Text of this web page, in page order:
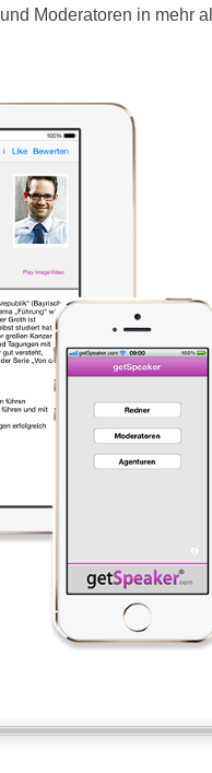
Moderatoren in mehr